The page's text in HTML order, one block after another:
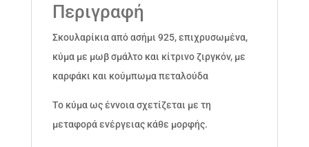
ποσότηταΠεριγραφή
Σκουλαρίκια από ασήμι 925, επιχρυσωμένα,
κύμα με μωβ σμάλτο και κίτρινο ζιργκόν, με
καρφάκι και κούμπωμα πεταλούδα
Το κύμα ως έννοια σχετίζεται με τη
μεταφορά ενέργειας κάθε μορφής.